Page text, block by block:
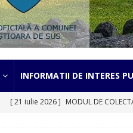
INFORMATII DE INTERES
[ 21 iulie 2026 ] MODUL DE